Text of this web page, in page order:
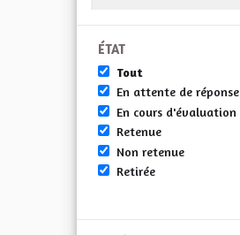
ÉTAT
Tout
En attente de réponse
En cours d'évaluation
Retenue
Non retenue
Retirée